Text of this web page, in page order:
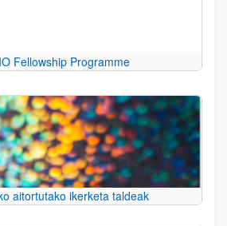
Fellowship Programme
aitortutako ikerketa taldeak